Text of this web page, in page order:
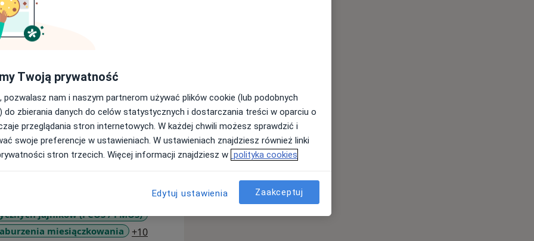
i ginekologii. Ukończyłam I
Medycznym, gdzie zdobyłam
rozwijam pracując na co dzień z
w Szpitalu Klinicznym WUM
Warszawie.
głównie na zagadnieniach
wokół ciąży fizjologicznej i
i Położników. Stale
w szkoleniach i konferencjach,
medycyny. Dodatkowo, jako
jajników (PCOS / PMOS)
miesiączkowania +10a11y_sr_more_diseases
Twoją prywatność
pozwalasz nam i naszym partnerom używać plików cookie (lub podobnych
do zbierania danych do celów statystycznych i dostarczania treści w oparciu o
przeglądania stron internetowych. W każdej chwili możesz sprawdzić i
swoje preferencje w ustawieniach. W ustawieniach znajdziesz również linki
stron trzecich. Więcej informacji znajdziesz w polityka cookies
Edytuj ustawienia Zaakceptuj